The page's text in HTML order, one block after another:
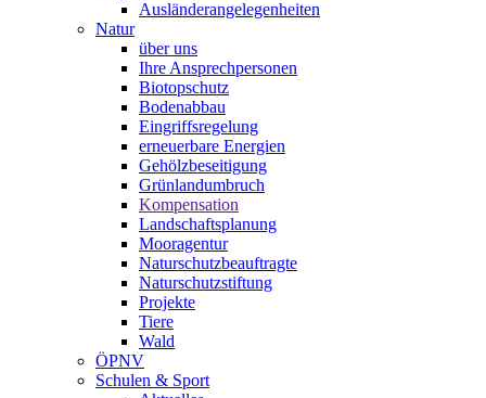
Ausländerangelegenheiten
Natur
über uns
Ihre Ansprechpersonen
Biotopschutz
Bodenabbau
Eingriffsregelung
erneuerbare Energien
Gehölzbeseitigung
Grünlandumbruch
Kompensation
Landschaftsplanung
Mooragentur
Naturschutzbeauftragte
Naturschutzstiftung
Projekte
Tiere
Wald
ÖPNV
Schulen & Sport